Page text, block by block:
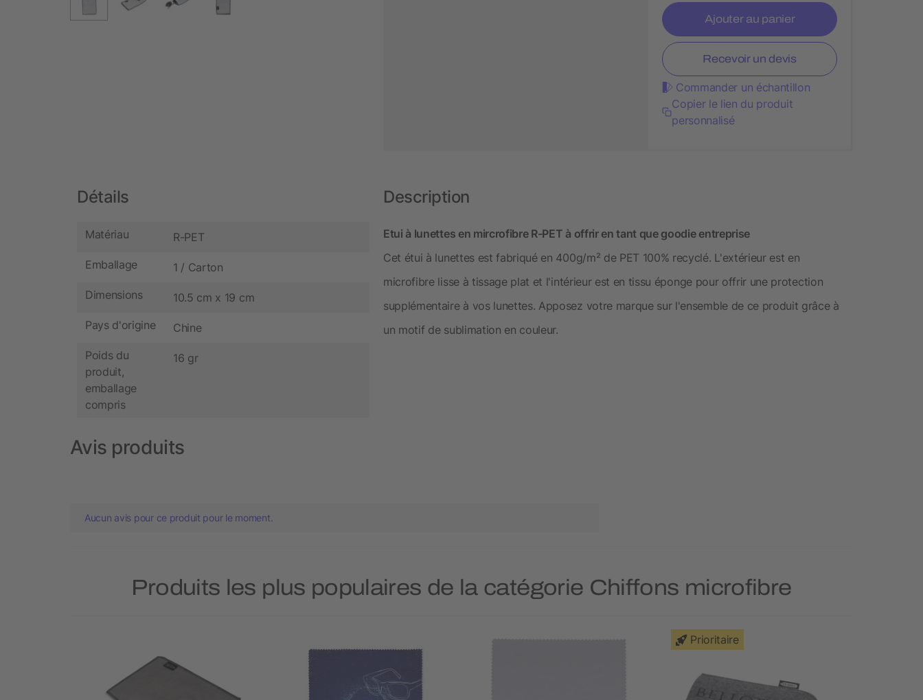
Ajouter au panier
Recevoir un devis
Commander un échantillon
Copier le lien du produit
personnalisé
Détails
Matériau R-PET
Emballage 1 / Carton
Dimensions 10.5 cm x 19 cm
Pays d'origine Chine
Poids du
produit,
emballage
compris
16 gr
Description
Etui à lunettes en mircrofibre R-PET à offrir en tant que goodie entreprise
Cet étui à lunettes est fabriqué en 400g/m² de PET 100% recyclé. L'extérieur est en
microfibre lisse à tissage plat et l'intérieur est en tissu éponge pour offrir une protection
supplémentaire à vos lunettes. Apposez votre marque sur l'ensemble de ce produit grâce à
un motif de sublimation en couleur.
Avis produits
Aucun avis pour ce produit pour le moment.
Produits les plus populaires de la catégorie Chiffons microfibre
Prioritaire